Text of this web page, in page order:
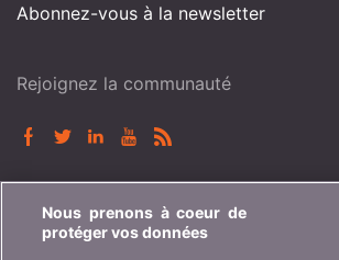
Abonnez-vous à la newsletter
Rejoignez la communauté
BONUS.CH
Nous prenons à coeur de
protéger vos données